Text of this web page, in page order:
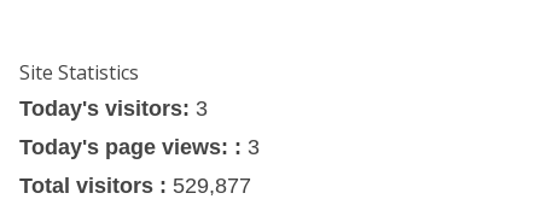
Site Statistics
Today's visitors: 3
Today's page views: : 3
Total visitors : 529,877